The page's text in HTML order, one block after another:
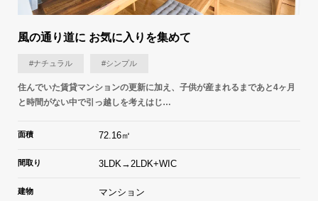
風の通り道に お気に入りを集めて
#ナチュラル #シンプル
住んでいた賃貸マンションの更新に加え、子供が産まれるまであと4ヶ月
と時間がない中で引っ越しを考えはじ…
面積 72.16㎡
間取り 3LDK→2LDK+WIC
建物 マンション